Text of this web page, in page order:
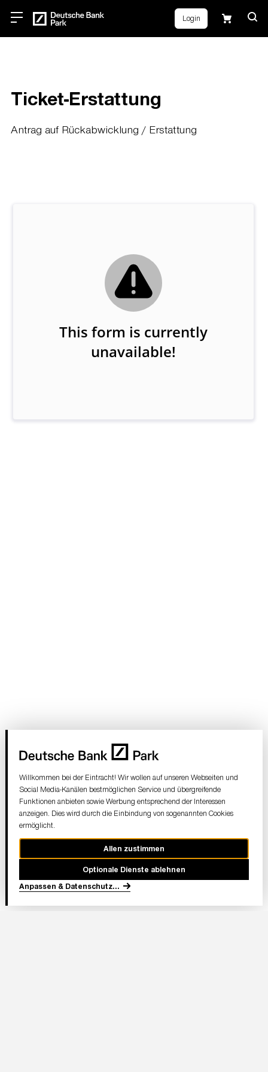
Login
Ticket-Erstattung
Antrag auf Rückabwicklung / Erstattung
Willkommen bei der Eintracht! Wir wollen auf unseren Webseiten und
Social Media-Kanälen bestmöglichen Service und übergreifende
Funktionen anbieten sowie Werbung entsprechend der Interessen
anzeigen. Dies wird durch die Einbindung von sogenannten Cookies
ermöglicht.
Allen zustimmen
Optionale Dienste ablehnen
Anpassen & Datenschutz...